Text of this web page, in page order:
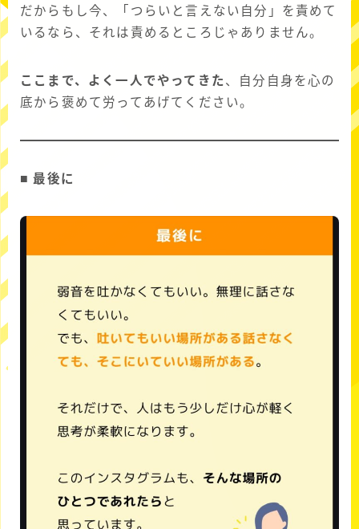
だからもし今、「つらいと言えない自分」を責めて
いるなら、それは責めるところじゃありません。
ここまで、よく一人でやってきた 、自分自身を心の
底から褒めて労ってあげてください。
■ 最後に